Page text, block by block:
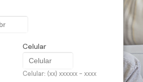
Celular
Celular: (xx) xxxxxx - xxxx